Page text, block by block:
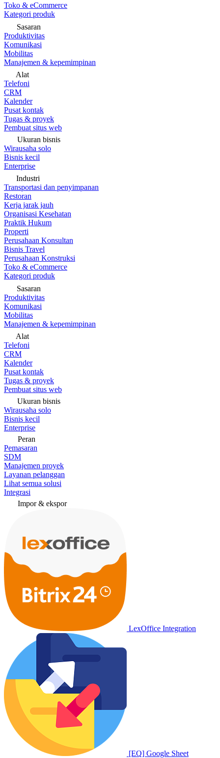
Toko & eCommerce
Kategori produk
Sasaran
Produktivitas
Komunikasi
Mobilitas
Manajemen & kepemimpinan
Alat
Telefoni
CRM
Kalender
Pusat kontak
Tugas & proyek
Pembuat situs web
Ukuran bisnis
Wirausaha solo
Bisnis kecil
Enterprise
Industri
Transportasi dan penyimpanan
Restoran
Kerja jarak jauh
Organisasi Kesehatan
Praktik Hukum
Properti
Perusahaan Konsultan
Bisnis Travel
Perusahaan Konstruksi
Toko & eCommerce
Kategori produk
Sasaran
Produktivitas
Komunikasi
Mobilitas
Manajemen & kepemimpinan
Alat
Telefoni
CRM
Kalender
Pusat kontak
Tugas & proyek
Pembuat situs web
Ukuran bisnis
Wirausaha solo
Bisnis kecil
Enterprise
Peran
Pemasaran
SDM
Manajemen proyek
Layanan pelanggan
Lihat semua solusi
Integrasi
Impor & ekspor
LexOffice Integration
[EQ] Google Sheet